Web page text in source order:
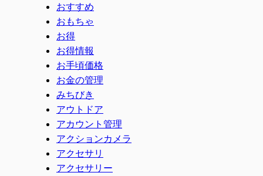
おすすめ
おもちゃ
お得
お得情報
お手頃価格
お金の管理
みちびき
アウトドア
アカウント管理
アクションカメラ
アクセサリ
アクセサリー